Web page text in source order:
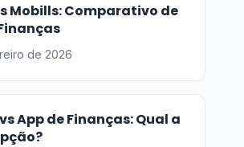
Mobills: Comparativo de
de 2026
App de Finanças: Qual a